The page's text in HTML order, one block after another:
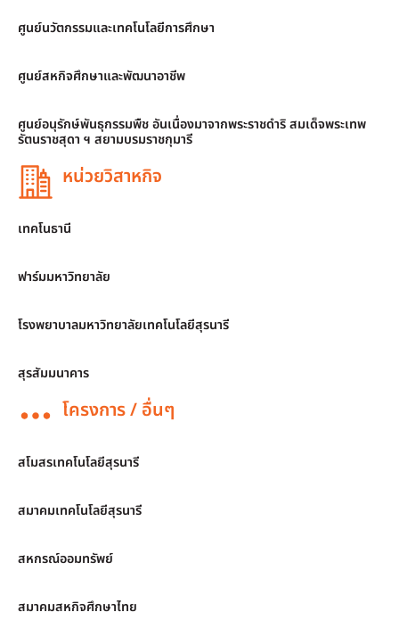
ศูนย์นวัตกรรมและเทคโนโลยีการศึกษา
ศูนย์สหกิจศึกษาและพัฒนาอาชีพ
ศูนย์อนุรักษ์พันธุกรรมพืช อันเนื่องมาจากพระราชดำริ สมเด็จพระเทพ
รัตนราชสุดา ฯ สยามบรมราชกุมารี
หน่วยวิสาหกิจ
เทคโนธานี
ฟาร์มมหาวิทยาลัย
โรงพยาบาลมหาวิทยาลัยเทคโนโลยีสุรนารี
สุรสัมมนาคาร
โครงการ / อื่นๆ
สโมสรเทคโนโลยีสุรนารี
สมาคมเทคโนโลยีสุรนารี
สหกรณ์ออมทรัพย์
สมาคมสหกิจศึกษาไทย